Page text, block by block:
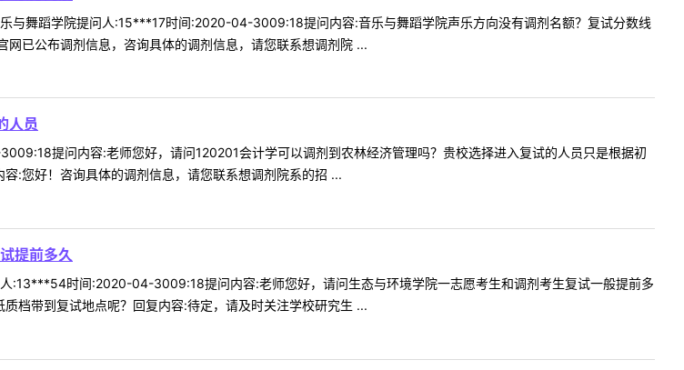
与舞蹈学院提问人:15***17时间:2020-04-3009:18提问内容:音乐与舞蹈学院声乐方向没有调剂名额？复试分数线
已公布调剂信息，咨询具体的调剂信息，请您联系想调剂院 ...
人员
提问内容:老师您好，请问120201会计学可以调剂到农林经济管理吗？贵校选择进入复试的人员只是根据初
:您好！咨询具体的调剂信息，请您联系想调剂院系的招 ...
提前多久
:13***54时间:2020-04-3009:18提问内容:老师您好，请问生态与环境学院一志愿考生和调剂考生复试一般提前多
档带到复试地点呢？回复内容:待定，请及时关注学校研究生 ...